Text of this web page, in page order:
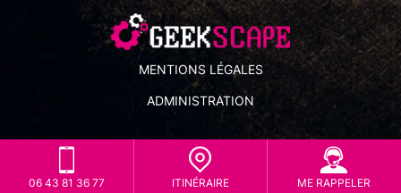
MENTIONS LÉGALES
ADMINISTRATION
06 43 81 36 77 ITINÉRAIRE ME RAPPELER